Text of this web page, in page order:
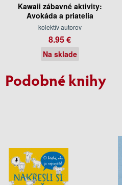
Kawaii zábavné aktivity:
Avokáda a priatelia
kolektív autorov
8.95 €
Na sklade
Podobné knihy